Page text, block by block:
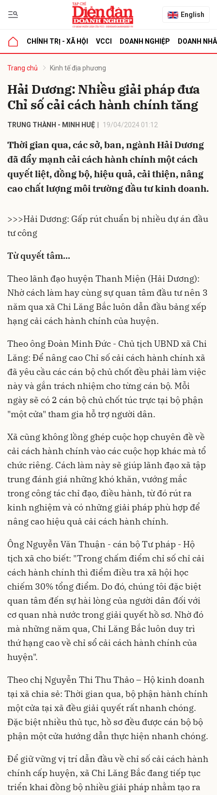
English
CHÍNH TRỊ - XÃ HỘI VCCI DOANH NGHIỆP DOANH
Trang chủ Kinh tế địa phương
Hải Dương: Nhiều giải pháp đưa
Chỉ số cải cách hành chính tăng
TRUNG THÀNH - MINH HUỆ 19/04/2024 01:12
Thời gian qua, các sở, ban, ngành Hải Dương
đã đẩy mạnh cải cách hành chính một cách
quyết liệt, đồng bộ, hiệu quả, cải thiện, nâng
cao chất lượng môi trường đầu tư kinh doanh.
>>>Hải Dương: Gấp rút chuẩn bị nhiều dự án đầu
tư công
Từ quyết tâm...
Theo lãnh đạo huyện Thanh Miện (Hải Dương):
Nhờ cách làm hay cùng sự quan tâm đầu tư nên 3
năm qua xã Chi Lăng Bắc luôn dẫn đầu bảng xếp
hạngcải cách hành chínhcủa huyện.
Theo ông Đoàn Minh Đức - Chủ tịch UBND xã Chi
Lăng: Để nâng cao Chỉ số cải cách hành chính xã
đã yêu cầu các cán bộ chủ chốt đều phải làm việc
này và gắn trách nhiệm cho từng cán bộ. Mỗi
ngày sẽ có 2 cán bộ chủ chốt túc trực tại bộ phận
"một cửa" tham gia hỗ trợ người dân.
Xã cũng không lồng ghép cuộc họp chuyên đề về
cải cách hành chính vào các cuộc họp khác mà tổ
chức riêng. Cách làm này sẽ giúp lãnh đạo xã tập
trung đánh giá những khó khăn, vướng mắc
trong công tác chỉ đạo, điều hành, từ đó rút ra
kinh nghiệm và có những giải pháp phù hợp để
nâng cao hiệu quả cải cách hành chính.
Ông Nguyễn Văn Thuận - cán bộ Tư pháp - Hộ
tịch xã cho biết: "Trong chấm điểm chỉ số chỉ cải
cách hành chính thì điểm điều tra xã hội học
chiếm 30% tổng điểm. Do đó, chúng tôi đặc biệt
quan tâm đến sự hài lòng của người dân đối với
cơ quan nhà nước trong giải quyết hồ sơ. Nhờ đó
mà những năm qua, Chi Lăng Bắc luôn duy trì
thứ hạng cao về chỉ sổ cải cách hành chính của
huyện".
Theo chị Nguyễn Thi Thu Thảo – Hộ kinh doanh
tại xã chia sẻ: Thời gian qua, bộ phận hành chính
một cửa tại xã đều giải quyết rất nhanh chóng.
Đặc biệt nhiều thủ tục, hồ sơ đều được cán bộ bộ
phận một cửa hướng dẫn thực hiện nhanh chóng.
Để giữ vững vị trí dẫn đầu về chỉ số cải cách hành
chính cấp huyện, xã Chi Lăng Bắc đang tiếp tục
triển khai đồng bộ nhiều giải pháp nhằm tạo ra
luận
Hủy